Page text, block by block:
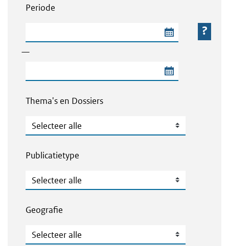
Periode
—
Thema's en Dossiers
Thema's en Dossiers
Publicatietype
Publicatietype
Geografie
Geografie